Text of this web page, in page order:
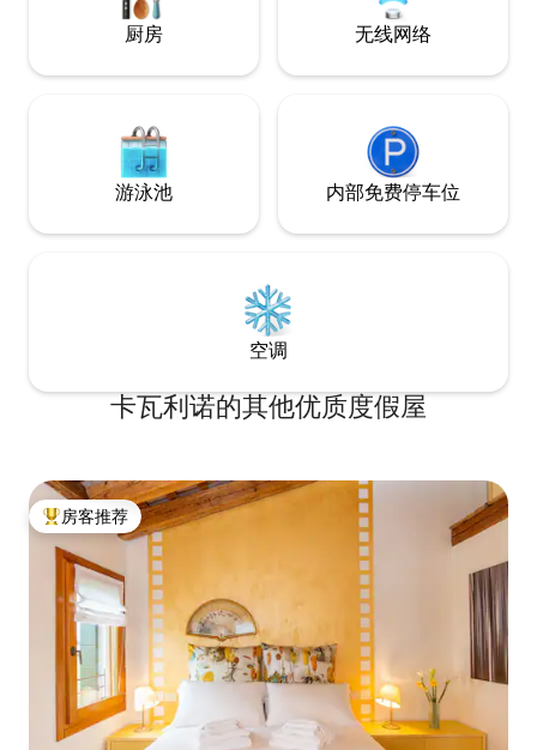
厨房 无线网络
游泳池 内部免费停车位
空调
卡瓦利诺的其他优质度假屋
热门「房客推荐」
房客推荐